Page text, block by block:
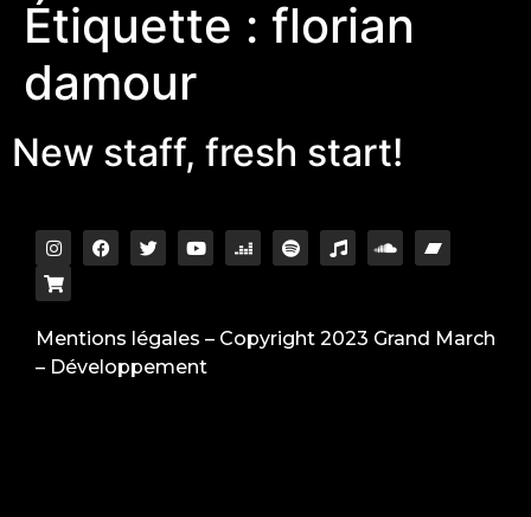
Étiquette : florian
damour
New staff, fresh start!
Mentions légales – Copyright 2023 Grand March
– Développement